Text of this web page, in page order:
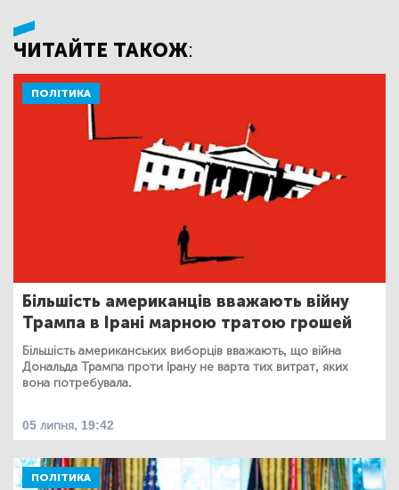
ЧИТАЙТЕ ТАКОЖ:
ПОЛІТИКА
Більшість американців вважають війну
Трампа в Ірані марною тратою грошей
Більшість американських виборців вважають, що війна
Дональда Трампа проти Ірану не варта тих витрат, яких
вона потребувала.
05 липня, 19:42
ПОЛІТИКА